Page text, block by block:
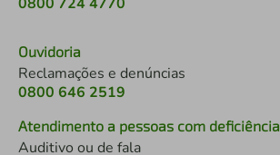
Ouvidoria
Reclamações e denúncias
0800 646 2519
Atendimento a pessoas com deficiência
Auditivo ou de fala